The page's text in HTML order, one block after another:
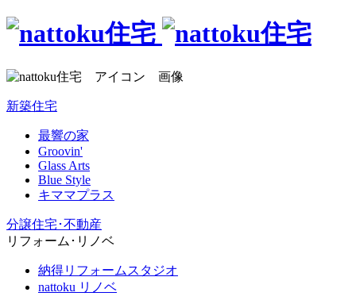
新築住宅
最響の家
Groovin'
Glass Arts
Blue Style
キママプラス
分譲住宅･不動産
リフォーム･リノベ
納得リフォームスタジオ
nattoku リノベ